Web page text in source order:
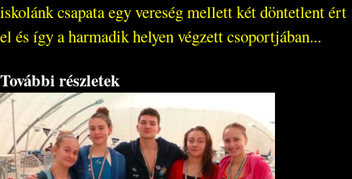
iskolánk csapata egy vereség mellett két döntetlent ért
el és így a harmadik helyen végzett csoportjában...
További részletek